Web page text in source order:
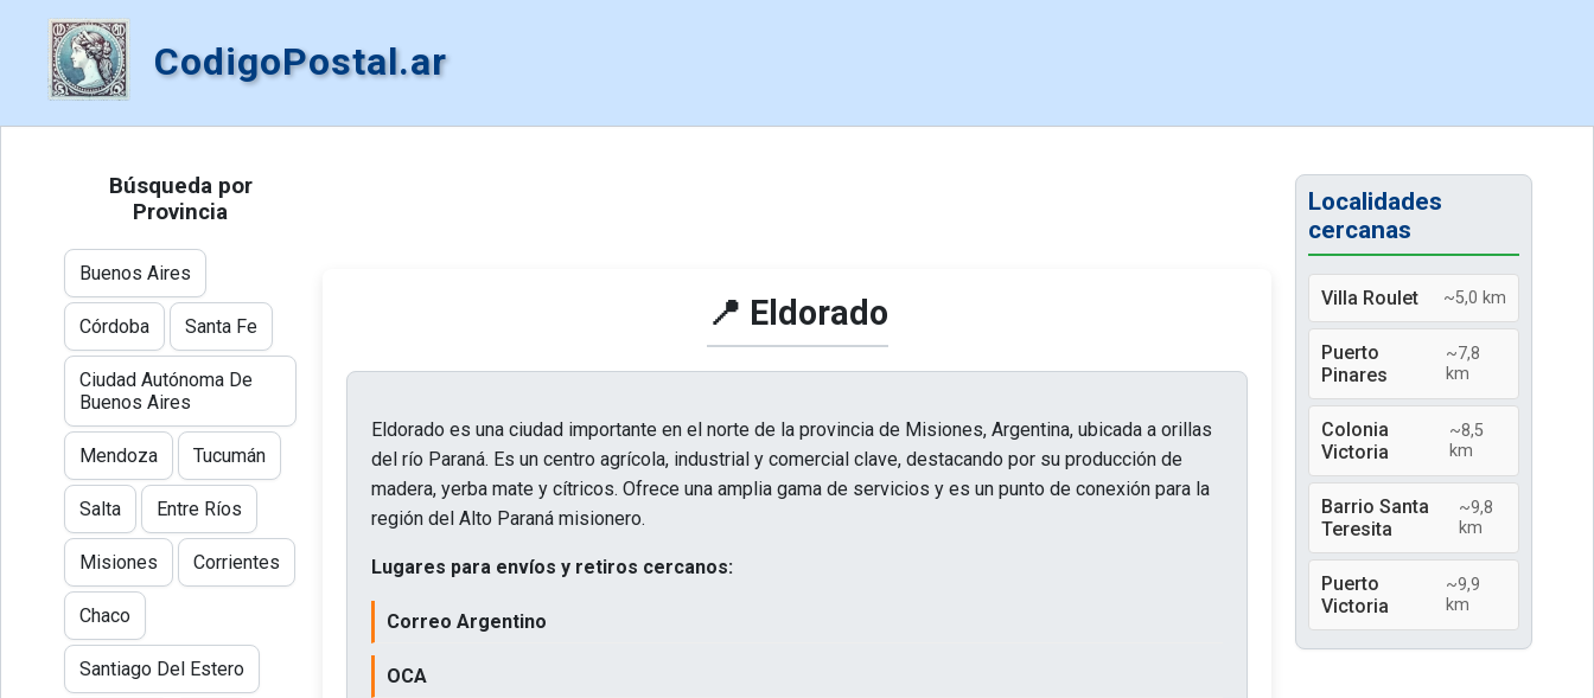
CodigoPostal.ar
📍 Eldorado
Eldorado es una ciudad importante en el norte de la provincia de Misiones, Argentina, ubicada a orillas
del río Paraná. Es un centro agrícola, industrial y comercial clave, destacando por su producción de
madera, yerba mate y cítricos. Ofrece una amplia gama de servicios y es un punto de conexión para la
región del Alto Paraná misionero.
Lugares para envíos y retiros cercanos:
Correo Argentino
OCA
Búsqueda por
Provincia
Buenos Aires
Córdoba Santa Fe
Ciudad Autónoma De
Buenos Aires
Mendoza Tucumán
Salta Entre Ríos
Misiones Corrientes
Chaco
Santiago Del Estero
Localidades
cercanas
Villa Roulet ~5,0 km
Puerto
Pinares
~7,8
km
Colonia
Victoria
~8,5
km
Barrio Santa
Teresita
~9,8
km
Puerto
Victoria
~9,9
km